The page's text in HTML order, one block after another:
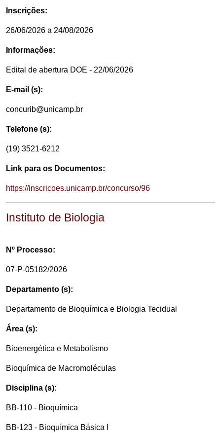
Inscrições:
26/06/2026 a 24/08/2026
Informações:
Edital de abertura DOE - 22/06/2026
E-mail (s):
concurib@unicamp.br
Telefone (s):
(19) 3521-6212
Link para os Documentos:
https://inscricoes.unicamp.br/concurso/96
Instituto de Biologia
Nº Processo:
07-P-05182/2026
Departamento (s):
Departamento de Bioquímica e Biologia Tecidual
Área (s):
Bioenergética e Metabolismo
Bioquímica de Macromoléculas
Disciplina (s):
BB-110 - Bioquímica
BB-123 - Bioquímica Básica I